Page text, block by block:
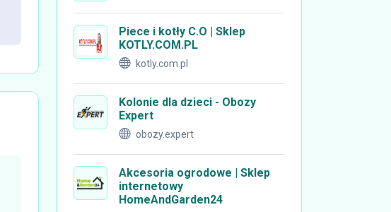
Piece i kotły C.O | Sklep
KOTLY.COM.PL
kotly.com.pl
Kolonie dla dzieci - Obozy
Expert
obozy.expert
Akcesoria ogrodowe | Sklep
internetowy
HomeAndGarden24